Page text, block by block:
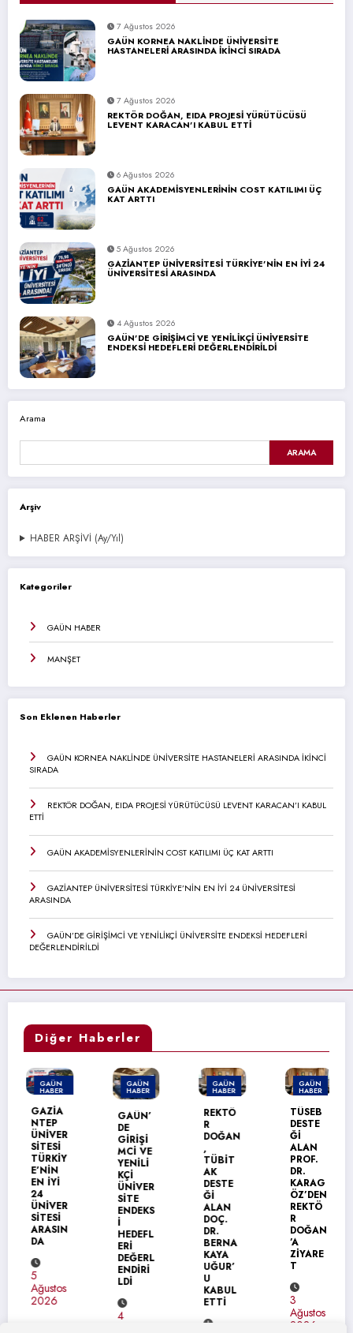
7 Ağustos 2026
GAÜN KORNEA NAKLİNDE ÜNİVERSİTE
HASTANELERİ ARASINDA İKİNCİ SIRADA
7 Ağustos 2026
REKTÖR DOĞAN, EIDA PROJESİ YÜRÜTÜCÜSÜ
LEVENT KARACAN’I KABUL ETTİ
6 Ağustos 2026
GAÜN AKADEMİSYENLERİNİN COST KATILIMI ÜÇ
KAT ARTTI
5 Ağustos 2026
GAZİANTEP ÜNİVERSİTESİ TÜRKİYE’NİN EN İYİ 24
ÜNİVERSİTESİ ARASINDA
4 Ağustos 2026
GAÜN’DE GİRİŞİMCİ VE YENİLİKÇİ ÜNİVERSİTE
ENDEKSİ HEDEFLERİ DEĞERLENDİRİLDİ
Arama
ARAMA
Arşiv
HABER ARŞİVİ (Ay/Yıl)
Kategoriler
GAÜN HABER
MANŞET
Son Eklenen Haberler
GAÜN KORNEA NAKLİNDE ÜNİVERSİTE HASTANELERİ ARASINDA İKİNCİ
SIRADA
REKTÖR DOĞAN, EIDA PROJESİ YÜRÜTÜCÜSÜ LEVENT KARACAN’I KABUL
ETTİ
GAÜN AKADEMİSYENLERİNİN COST KATILIMI ÜÇ KAT ARTTI
GAZİANTEP ÜNİVERSİTESİ TÜRKİYE’NİN EN İYİ 24 ÜNİVERSİTESİ
ARASINDA
GAÜN’DE GİRİŞİMCİ VE YENİLİKÇİ ÜNİVERSİTE ENDEKSİ HEDEFLERİ
DEĞERLENDİRİLDİ
Diğer Haberler
GAÜN
HABER
MANŞET
GAZİA
NTEP
ÜNİVER
SİTESİ
TÜRKİY
E’NİN
EN İYİ
24
ÜNİVER
SİTESİ
ARASIN
DA
5
Ağustos
2026
GAÜN
HABER
GAÜN’
DE
GİRİŞİ
MCİ VE
YENİLİ
KÇİ
ÜNİVER
SİTE
ENDEKS
HEDEFL
ERİ
DEĞERL
ENDİRİ
LDİ
4
GAÜN
HABER
REKTÖ
R
DOĞAN
,
TÜBİT
AK
DESTE
Ğİ
ALAN
DOÇ.
DR.
BERNA
KAYA
UĞUR’
U
KABUL
ETTİ
GAÜN
HABER
TÜSEB
DESTE
Ğİ
ALAN
PROF.
DR.
KARAG
ÖZ’DEN
REKTÖ
R
DOĞAN
’A
ZİYARE
T
3
Ağustos
2026